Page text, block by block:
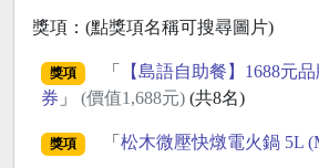
獎項：(點獎項名稱可搜尋圖片)
獎項 「
【島語自助餐】1688元
券 」 (價值1,688元) (共8名)
獎項 「 松木微壓快燉電火鍋 5L